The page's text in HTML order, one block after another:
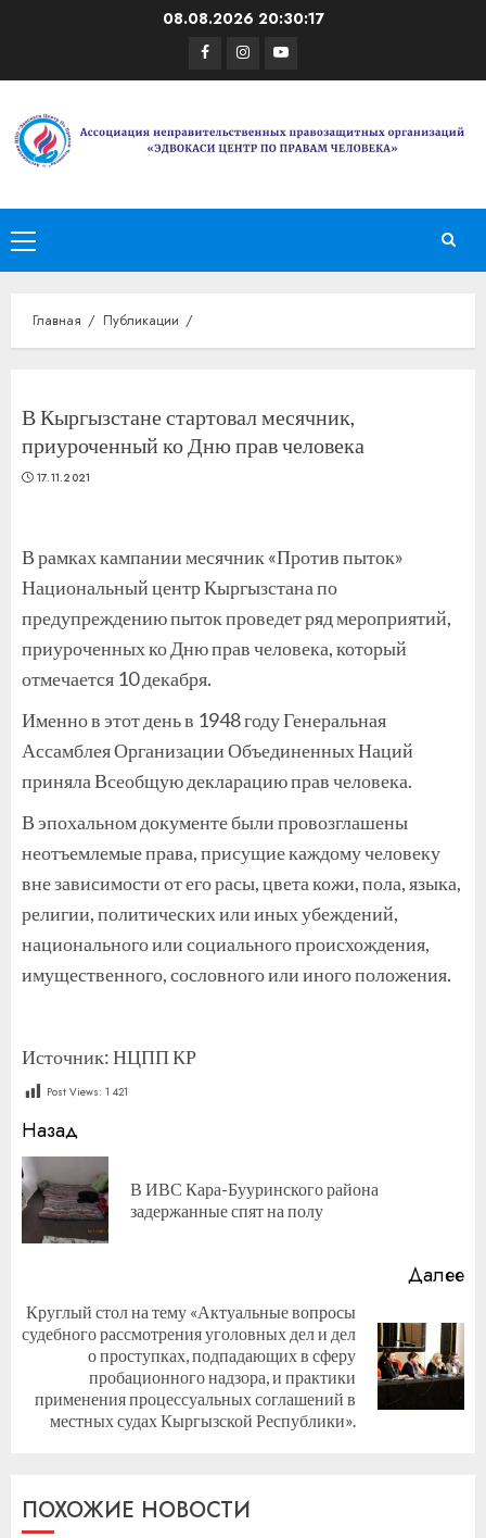
08.08.2026 20:30:17
Facebook
Instagram
Youtube
Основное
меню
Главная Публикации
В Кыргызстане стартовал месячник,
приуроченный ко Дню прав человека
17.11.2021
В рамках кампании месячник «Против пыток»
Национальный центр Кыргызстана по
предупреждению пыток проведет ряд мероприятий,
приуроченных ко Дню прав человека, который
отмечается 10 декабря.
Именно в этот день в 1948 году Генеральная
Ассамблея Организации Объединенных Наций
приняла Всеобщую декларацию прав человека.
В эпохальном документе были провозглашены
неотъемлемые права, присущие каждому человеку
вне зависимости от его расы, цвета кожи, пола, языка,
религии, политических или иных убеждений,
национального или социального происхождения,
имущественного, сословного или иного положения.
Источник: НЦПП КР
Post Views: 1 421
Продолжить
чтение
Назад
В ИВС Кара-Бууринского района
задержанные спят на полу
Далее
Следующая
запись:
Круглый стол на тему «Актуальные вопросы
судебного рассмотрения уголовных дел и дел
о проступках, подпадающих в сферу
пробационного надзора, и практики
применения процессуальных соглашений в
местных судах Кыргызской Республики».
ПОХОЖИЕ НОВОСТИ